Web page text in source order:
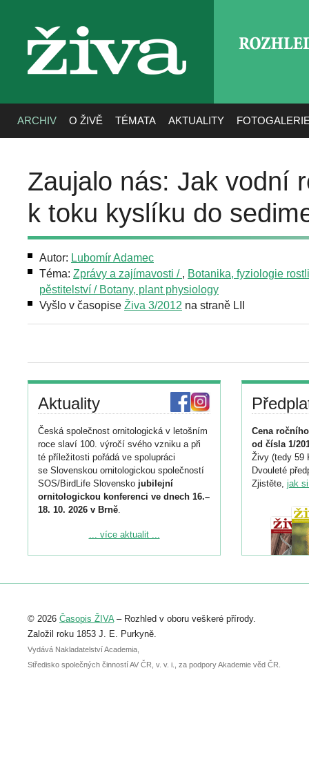
živa
ARCHIV O ŽIVĚ TÉMATA AKTUALITY
Zaujalo nás: Jak vodní
k toku kyslíku do
Autor: Lubomír Adamec
Téma: Zprávy a zajímavosti / , Botanika, fyziologie
pěstitelství / Botany, plant physiology
Vyšlo v časopise Živa 3/2012 na straně LII
Aktuality
Česká společnost ornitologická v letošním
roce slaví 100. výročí svého vzniku a při
té příležitosti pořádá ve spolupráci
se Slovenskou ornitologickou společností
SOS/BirdLife Slovensko jubilejní
ornitologickou konferenci ve dnech 16.–
18. 10. 2026 v Brně.
Podrobnější informace ke konferenci
Registrovat se můžete do 6. září.
abstraktu přihlášené přednášky nebo
posteru je už 30. června.
... více aktualit ...
Cena
od čísla 1/
Živy (tedy 59
Dvouleté
Zjistěte, jak
© 2026 Časopis ŽIVA– Rozhled v oboru veškeré přírody.
Založil roku 1853 J. E. Purkyně.
Vydává Nakladatelství Academia,
Středisko společných činností AV ČR, v. v. i., za podpory Akademie věd ČR.